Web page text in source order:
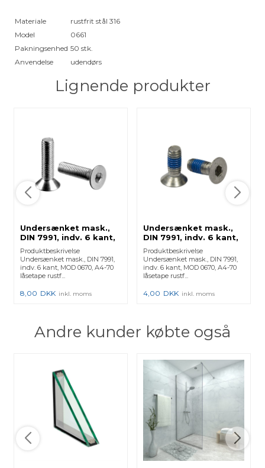
Materiale
rustfrit stål 316
Model
0661
Pakningsenhed 50 stk.
Anvendelse
udendørs
Lignende produkter
Undersænket mask.,
DIN 7991, indv. 6 kant,
MOD 0670, A4-70 -
(240670625) 240670-
625 - 1 Stk.
Produktbeskrivelse
Undersænket mask., DIN 7991,
indv. 6 kant, MOD 0670, A4-70
låsetape rustf...
8,00 DKK inkl. moms
Undersænket mask.,
DIN 7991, indv. 6 kant,
MOD 0670, A4-70 -
(240670620) 240670-
620 - 1 Stk.
Produktbeskrivelse
Undersænket mask., DIN 7991,
indv. 6 kant, MOD 0670, A4-70
låsetape rustf...
4,00 DKK inkl. moms
Andre kunder købte også